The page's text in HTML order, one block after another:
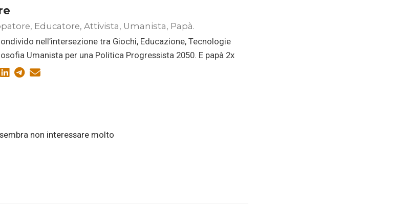
Educatore, Attivista, Umanista, Papà.
nell’intersezione tra Giochi, Educazione, Tecnologie
Umanista per una Politica Progressista 2050. E papà 2x
non interessare molto